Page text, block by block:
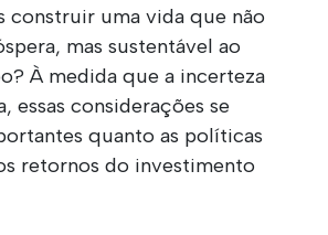
construir uma vida que não
mas sustentável ao
À medida que a incerteza
essas considerações se
quanto as políticas
retornos do investimento